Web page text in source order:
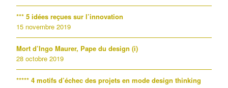
*** 5 idées reçues sur l’innovation
15 novembre 2019
Mort d’Ingo Maurer, Pape du design (i)
28 octobre 2019
***** 4 motifs d’échec des projets en mode design thinking